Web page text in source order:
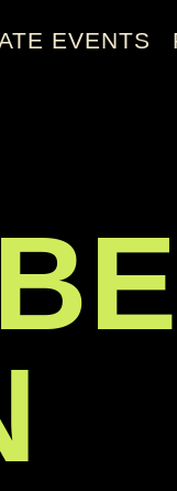
EVENTS